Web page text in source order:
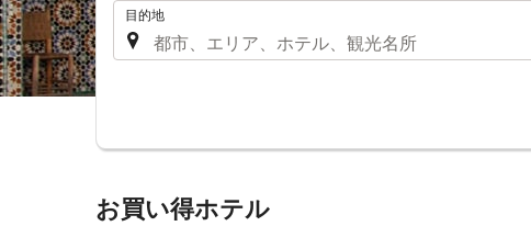
. 目的地
お買い得ホテル